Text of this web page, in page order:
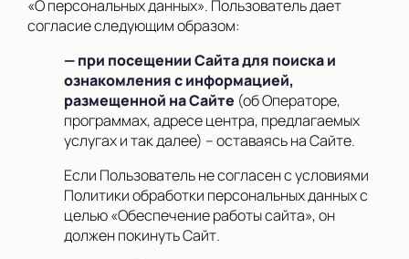
«О персональных данных». Пользователь дает
согласие следующим образом:
— при посещении Сайта для поиска и
ознакомления с информацией,
размещенной на Сайте (об Операторе,
программах, адресе центра, предлагаемых
услугах и так далее) – оставаясь на Сайте.
Если Пользователь не согласен с условиями
Политики обработки персональных данных с
целью «Обеспечение работы сайта», он
должен покинуть Сайт.